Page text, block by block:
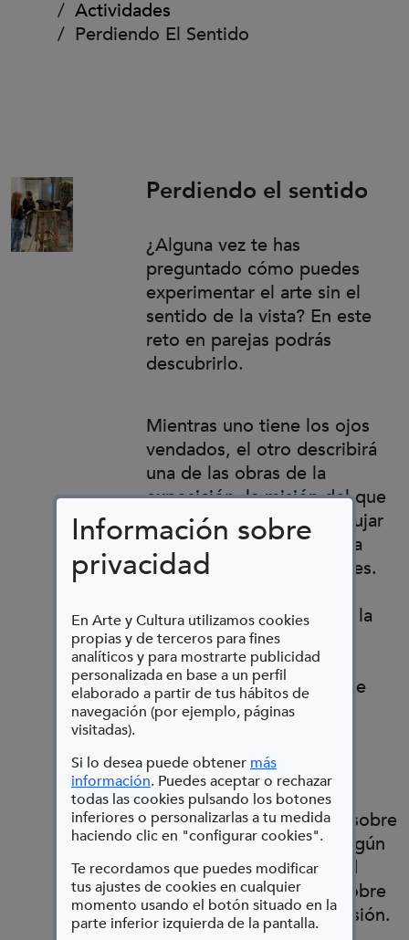
Información sobre
privacidad
En Arte y Cultura utilizamos cookies
propias y de terceros para fines
analíticos y para mostrarte publicidad
personalizada en base a un perfil
elaborado a partir de tus hábitos de
navegación (por ejemplo, páginas
visitadas).
Si lo desea puede obtener más
información(Abre en nueva ventana)
. Puedes aceptar o rechazar
todas las cookies pulsando los botones
inferiores o personalizarlas a tu medida
haciendo clic en "configurar cookies".
Te recordamos que puedes modificar
tus ajustes de cookies en cualquier
momento usando el botón situado en la
parte inferior izquierda de la pantalla.
Actividades
Perdiendo El Sentido
Perdiendo el sentido
¿Alguna vez te has
preguntado cómo puedes
experimentar el arte sin el
sentido de la vista? En este
reto en parejas podrás
descubrirlo.
Mientras uno tiene los ojos
vendados, el otro describirá
una de las obras de la
exposición, la misión del que
ha perdido la vista es dibujar
o modelar con plastilina la
obra sin haberla visto antes.
encontrar la pieza real en la
exposición a partir de la
descripción y del dibujo
realizado, al encontrarla se
compararán ambas obras.
En esta actividad se
reflexionará sobre esta
discapacidad sensorial y sobre
cómo las personas con algún
otro tipo de discapacidad
enfrentan el día a día y sobre
la importancia de la inclusión.